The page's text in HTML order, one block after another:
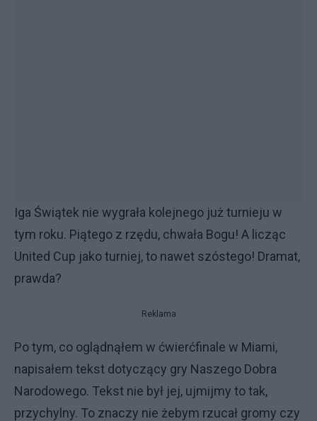
Iga Świątek nie wygrała kolejnego już turnieju w
tym roku. Piątego z rzędu, chwała Bogu! A licząc
United Cup jako turniej, to nawet szóstego! Dramat,
prawda?
Reklama
Po tym, co oglądnąłem w ćwierćfinale w Miami,
napisałem tekst dotyczący gry Naszego Dobra
Narodowego. Tekst nie był jej, ujmijmy to tak,
przychylny. To znaczy nie żebym rzucał gromy czy